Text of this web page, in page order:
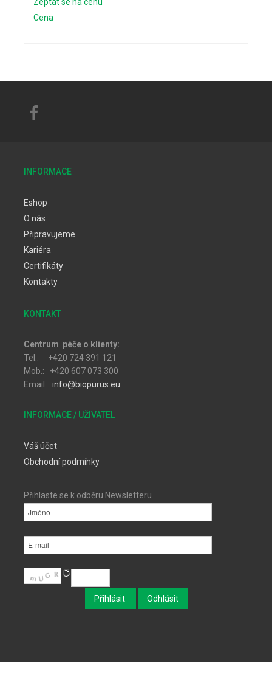
Cena
INFORMACE
Eshop
O nás
Připravujeme
Kariéra
Certifikáty
Kontakty
KONTAKT
Centrum péče o klienty:
Tel.: +420 724 391 121
Mob.: +420 607 073 300
Email: info@biopurus.eu
INFORMACE / UŽIVATEL
Váš účet
Obchodní podmínky
Přihlaste se k odběru Newsletteru